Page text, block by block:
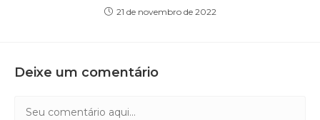
21 de novembro de 2022
Deixe um comentário